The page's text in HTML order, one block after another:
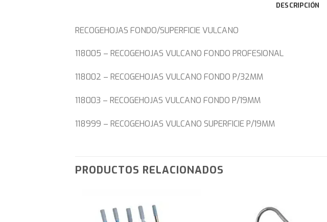
DESCRIPCIÓN
RECOGEHOJAS FONDO/SUPERFICIE VULCANO
118005 – RECOGEHOJAS VULCANO FONDO PROFESIONAL
118002 – RECOGEHOJAS VULCANO FONDO P/32MM
118003 – RECOGEHOJAS VULCANO FONDO P/19MM
118999 – RECOGEHOJAS VULCANO SUPERFICIE P/19MM
PRODUCTOS RELACIONADOS